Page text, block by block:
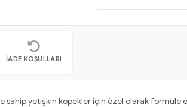
İADE KOŞULLARI
sahip yetişkin köpekler için özel olarak